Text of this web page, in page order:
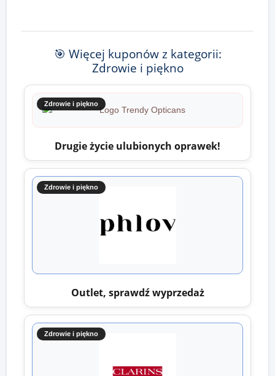
🎯 Więcej kuponów z kategorii:
Zdrowie i piękno
Zdrowie i piękno
Drugie życie ulubionych oprawek!
Zdrowie i piękno
Outlet, sprawdź wyprzedaż
Zdrowie i piękno